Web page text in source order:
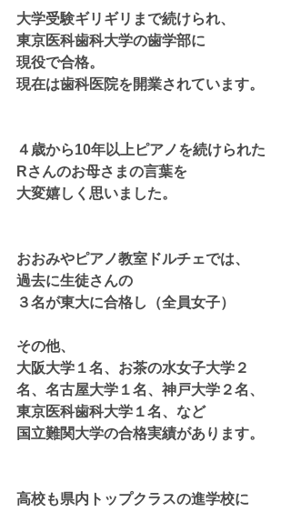
大学受験ギリギリまで続けられ、
東京医科歯科大学の歯学部に
現役で合格。
現在は歯科医院を開業されています。
４歳から10年以上ピアノを続けられた
Rさんのお母さまの言葉を
大変嬉しく思いました。
おおみやピアノ教室ドルチェでは、
過去に生徒さんの
３名が東大に合格し（全員女子）
その他、
大阪大学１名、お茶の水女子大学２
名、名古屋大学１名、神戸大学２名、
東京医科歯科大学１名、など
国立難関大学の合格実績があります。
高校も県内トップクラスの進学校に